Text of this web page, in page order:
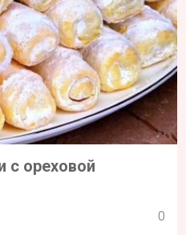
с ореховой
0